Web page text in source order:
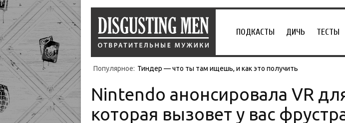
ПОДКАСТЫ ДИЧЬ ТЕСТЫ
Популярное: Тиндер — что ты там ищешь, и как это получить
Nintendo анонсировала VR
которая вызовет у вас